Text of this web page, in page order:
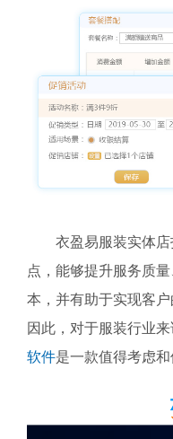
衣盈易服装实体
点，能够提升服务质
本，并有助于实现客户
因此，对于服装行业
软件是一款值得考虑和